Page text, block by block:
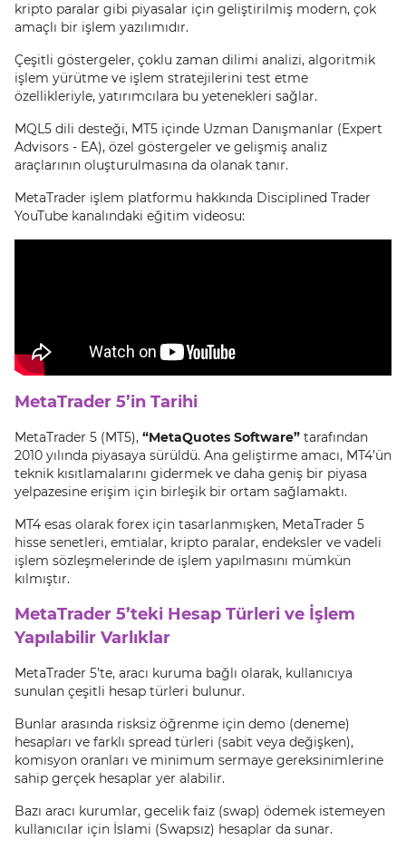
kripto paralar gibi piyasalar için geliştirilmiş modern, çok
amaçlı bir işlem yazılımıdır.
Çeşitli göstergeler, çoklu zaman dilimi analizi, algoritmik
işlem yürütme ve işlem stratejilerini test etme
özellikleriyle, yatırımcılara bu yetenekleri sağlar.
MQL5 dili desteği, MT5 içinde Uzman Danışmanlar (Expert
Advisors - EA), özel göstergeler ve gelişmiş analiz
araçlarının oluşturulmasına da olanak tanır.
MetaTrader işlem platformu hakkında Disciplined Trader
YouTube kanalındaki eğitim videosu:
MetaTrader 5’in Tarihi
MetaTrader 5 (MT5), “MetaQuotes Software” tarafından
2010 yılında piyasaya sürüldü. Ana geliştirme amacı, MT4’ün
teknik kısıtlamalarını gidermek ve daha geniş bir piyasa
yelpazesine erişim için birleşik bir ortam sağlamaktı.
MT4 esas olarak forex için tasarlanmışken, MetaTrader 5
hisse senetleri, emtialar, kripto paralar, endeksler ve vadeli
işlem sözleşmelerinde de işlem yapılmasını mümkün
kılmıştır.
MetaTrader 5’teki Hesap Türleri ve İşlem
Yapılabilir Varlıklar
MetaTrader 5’te, aracı kuruma bağlı olarak, kullanıcıya
sunulan çeşitli hesap türleri bulunur.
Bunlar arasında risksiz öğrenme için demo (deneme)
hesapları ve farklı spread türleri (sabit veya değişken),
komisyon oranları ve minimum sermaye gereksinimlerine
sahip gerçek hesaplar yer alabilir.
Bazı aracı kurumlar, gecelik faiz (swap) ödemek istemeyen
kullanıcılar için İslami (Swapsız) hesaplar da sunar.